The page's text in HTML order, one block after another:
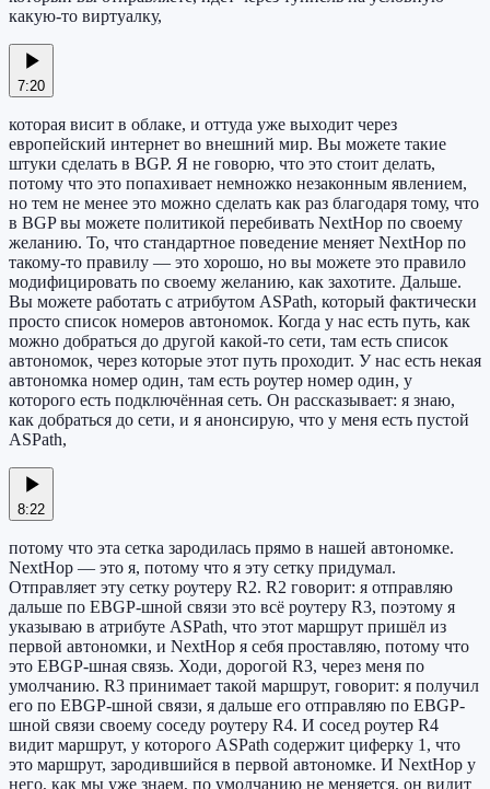
какую-то виртуалку,
7:20
которая висит в облаке, и оттуда уже выходит через
европейский интернет во внешний мир. Вы можете такие
штуки сделать в BGP. Я не говорю, что это стоит делать,
потому что это попахивает немножко незаконным явлением,
но тем не менее это можно сделать как раз благодаря тому, что
в BGP вы можете политикой перебивать NextHop по своему
желанию. То, что стандартное поведение меняет NextHop по
такому-то правилу — это хорошо, но вы можете это правило
модифицировать по своему желанию, как захотите. Дальше.
Вы можете работать с атрибутом ASPath, который фактически
просто список номеров автономок. Когда у нас есть путь, как
можно добраться до другой какой-то сети, там есть список
автономок, через которые этот путь проходит. У нас есть некая
автономка номер один, там есть роутер номер один, у
которого есть подключённая сеть. Он рассказывает: я знаю,
как добраться до сети, и я анонсирую, что у меня есть пустой
ASPath,
8:22
потому что эта сетка зародилась прямо в нашей автономке.
NextHop — это я, потому что я эту сетку придумал.
Отправляет эту сетку роутеру R2. R2 говорит: я отправляю
дальше по EBGP-шной связи это всё роутеру R3, поэтому я
указываю в атрибуте ASPath, что этот маршрут пришёл из
первой автономки, и NextHop я себя проставляю, потому что
это EBGP-шная связь. Ходи, дорогой R3, через меня по
умолчанию. R3 принимает такой маршрут, говорит: я получил
его по EBGP-шной связи, я дальше его отправляю по EBGP-
шной связи своему соседу роутеру R4. И сосед роутер R4
видит маршрут, у которого ASPath содержит циферку 1, что
это маршрут, зародившийся в первой автономке. И NextHop у
него, как мы уже знаем, по умолчанию не меняется, он видит